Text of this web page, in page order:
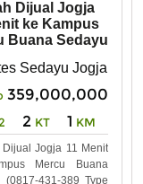
Dijual Jogja
ke Kampus
Buana Sedayu
Sedayu Jogja
359,000,000
2 KT 1 KM
Dijual Jogja 11 Menit
Mercu Buana
(0817-431-389 Type